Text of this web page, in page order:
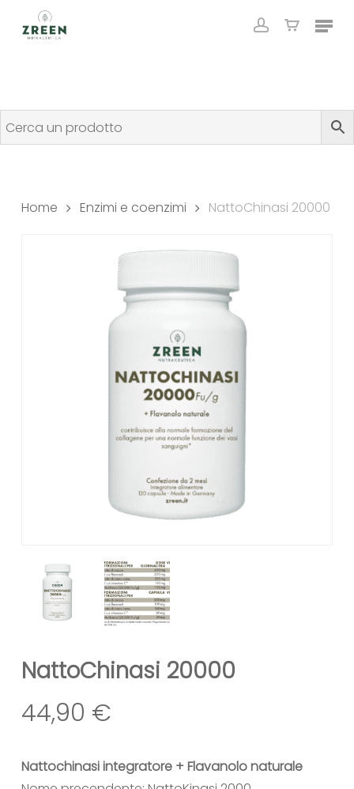
account
Menu
Cart Close
Home Enzimi e coenzimi NattoChinasi 20000
NattoChinasi 20000
44,90 €
Nattochinasi integratore + Flavanolo naturale